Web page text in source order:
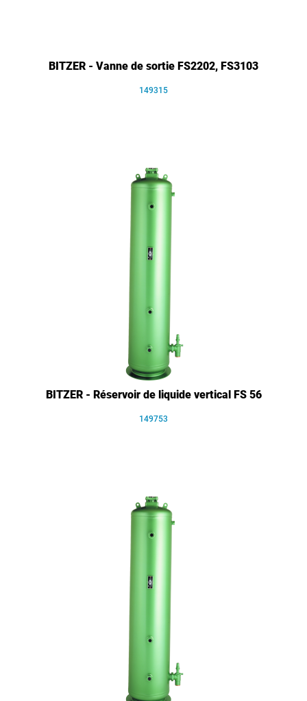
BITZER - Vanne de sortie FS2202, FS3103
149315
BITZER - Réservoir de liquide vertical FS 56
149753